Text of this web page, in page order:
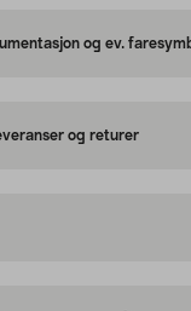
og ev.
og returer